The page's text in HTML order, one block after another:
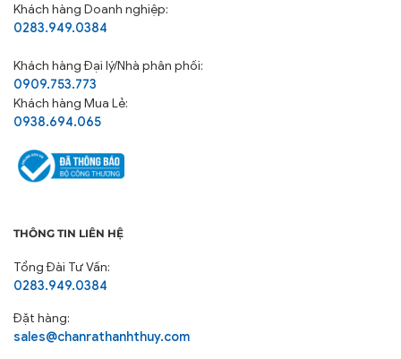
Khách hàng Doanh nghiệp:
0283.949.0384
Khách hàngĐại lý/Nhà phân phối:
0909.753.773
Khách hàng Mua Lẻ:
0938.694.065
THÔNG TIN LIÊN HỆ
Tổng Đài Tư Vấn:
0283.949.0384
Đặt hàng:
sales@chanrathanhthuy.com